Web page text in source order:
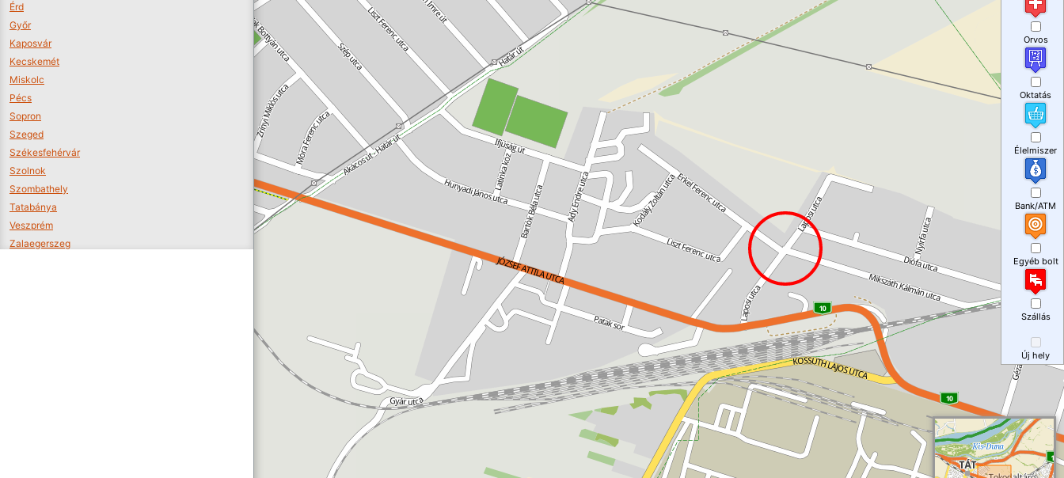
Érd
Győr
Kaposvár
Kecskemét
Miskolc
Pécs
Sopron
Szeged
Székesfehérvár
Szolnok
Szombathely
Tatabánya
Veszprém
Zalaegerszeg
Orvos
Oktatás
Élelmiszer
Bank/ATM
Egyéb bolt
Szállás
Új hely